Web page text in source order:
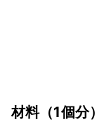
材料（1個分）